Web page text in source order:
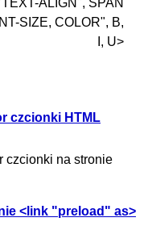
ALIGN", SPAN
SIZE, COLOR", B,
I, U>
czcionki HTML
czcionki na stronie
<link "preload" as>